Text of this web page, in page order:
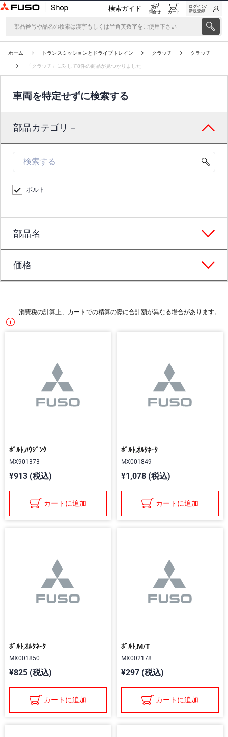
検索ガイド 問合せ カート
ログイン/
新規登録
ホーム トランスミッションとドライブトレイン クラッチ クラッチ
「クラッチ」に対して8件の商品が見つかりました
車両を特定せずに検索する
部品カテゴリ－
ボルト
部品名
価格
消費税の計算上、カートでの精算の際に合計額が異なる場合があります。
ﾎﾞﾙﾄ,ﾊｳｼﾞﾝｸ
MX901373
¥913 (税込)
カートに追加
ﾎﾞﾙﾄ,ｵﾙﾀﾈ-ﾀ
MX001849
¥1,078 (税込)
カートに追加
ﾎﾞﾙﾄ,ｵﾙﾀﾈ-ﾀ
MX001850
¥825 (税込)
カートに追加
ﾎﾞﾙﾄ,M/T
MX002178
¥297 (税込)
カートに追加